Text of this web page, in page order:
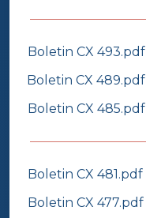
Boletin CX 493.pdf
Boletin CX 489.pdf
Boletin CX 485.pdf
Boletin CX 481.pdf
Boletin CX 477.pdf